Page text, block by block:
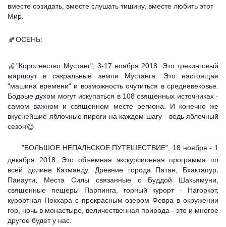
вместе созидать, вместе слушать тишину, вместе любить этот
Мир.
🍂ОСЕНЬ:
🍏 "Королевство Мустанг", 3-17 ноября 2018. Это трекинговый
маршрут в сакральные земли Мустанга. Это настоящая
"машина времени" и возможность очутиться в средневековье.
Бодрые духом могут искупаться в 108 священных источниках -
самом важном и священном месте региона. И конечно же
вкуснейшие яблочные пироги на каждом шагу - ведь яблочный
сезон😋
"БОЛЬШОЕ НЕПАЛЬСКОЕ ПУТЕШЕСТВИЕ", 18 ноября - 1
декабря 2018. Это объемная экскурсионная программа по
всей долине Катманду. Древние города Патан, Бхактапур,
Панаути, Места Силы связанные с Буддой Шакьямуни,
священные пещеры Парпинга, горный курорт - Нагоркот,
курортная Покхара с прекрасным озером Февра в окружении
гор, ночь в монастыре, величественная природа - это и многое
другое будет у нас.